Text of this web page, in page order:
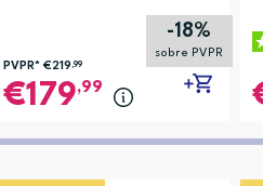
-18%
sobre PVPR
PVPR* €219,99
179,99